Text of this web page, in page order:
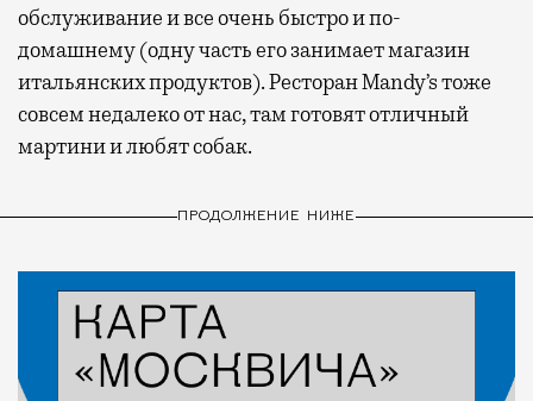
обслуживание и все очень быстро и по-
домашнему (одну часть его занимает магазин
итальянских продуктов). Ресторан Mandy’s тоже
совсем недалеко от нас, там готовят отличный
мартини и любят собак.
ПРОДОЛЖЕНИЕ НИЖЕ